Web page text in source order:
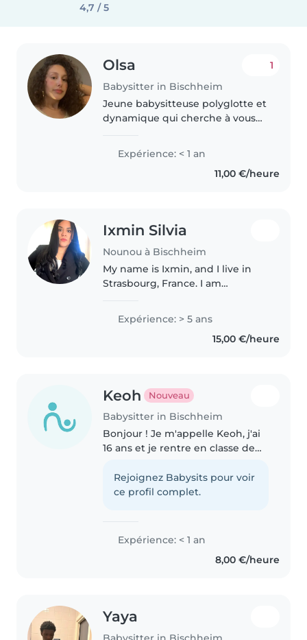
4,7 / 5
Olsa
Babysitter in Bischheim
1
Jeune babysitteuse polyglotte et
dynamique qui cherche à vous
tout-petits et adore leur faire la
lecture ou jouer avec eux dans
Expérience: < 1 an
11,00 €/heure
Ixmin Silvia
Nounou à Bischheim
My name is Ixmin, and I live in
Strasbourg, France. I am
with the possibility of staying
through October or for up..
Expérience: > 5 ans
15,00 €/heure
Keoh Nouveau
Babysitter in Bischheim
Bonjour ! Je m'appelle Keoh, j'ai
16 ans et je rentre en classe de
très dynamique, souriante et
passionnée par le contact avec
Rejoignez Babysits pour voir
ce profil complet.
Expérience: < 1 an
8,00 €/heure
Yaya